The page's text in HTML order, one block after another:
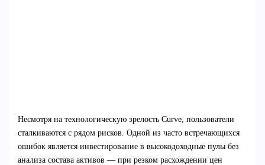
Несмотря на технологическую зрелость Curve, пользователи
сталкиваются с рядом рисков. Одной из часто встречающихся
ошибок является инвестирование в высокодоходные пулы без
анализа состава активов — при резком расхождении цен